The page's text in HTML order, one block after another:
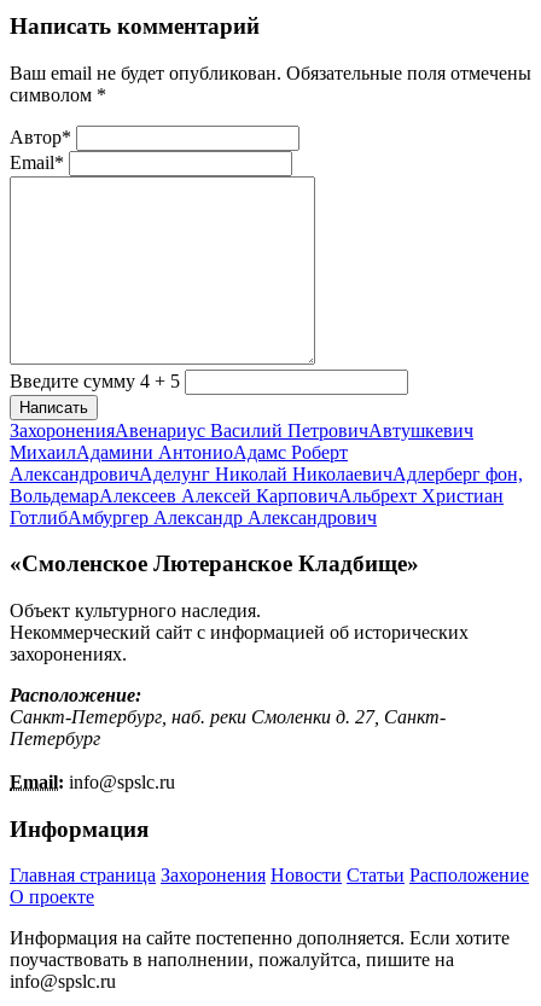
Написать комментарий
Ваш email не будет опубликован. Обязательные поля отмечены
символом *
Автор*
Email*
Введите сумму 4 + 5
Написать
ЗахороненияАвенариус Василий ПетровичАвтушкевич
МихаилАдамини АнтониоАдамс Роберт
АлександровичАделунг Николай НиколаевичАдлерберг фон,
ВольдемарАлексеев Алексей КарповичАльбрехт Христиан
ГотлибАмбургер Александр Александрович
«Смоленское Лютеранское Кладбище»
Объект культурного наследия.
Некоммерческий сайт с информацией об исторических
захоронениях.
Расположение:
Санкт-Петербург, наб. реки Смоленки д. 27, Санкт-
Петербург
Email: info@spslc.ru
Информация
Главная страница Захоронения Новости Статьи Расположение
О проекте
Информация на сайте постепенно дополняется. Если хотите
поучаствовать в наполнении, пожалуйтса, пишите на
info@spslc.ru